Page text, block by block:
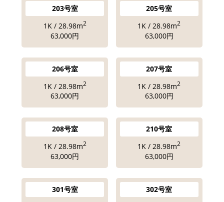
203号室
1K / 28.98m2
63,000円
205号室
1K / 28.98m2
63,000円
206号室
1K / 28.98m2
63,000円
207号室
1K / 28.98m2
63,000円
208号室
1K / 28.98m2
63,000円
210号室
1K / 28.98m2
63,000円
301号室
302号室